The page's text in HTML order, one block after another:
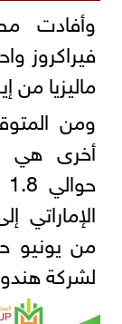
وأفادت
فيراكروز
ماليزيا من
ومن
أخرى ‌هي
الإماراتي
من يونيو
لشركة